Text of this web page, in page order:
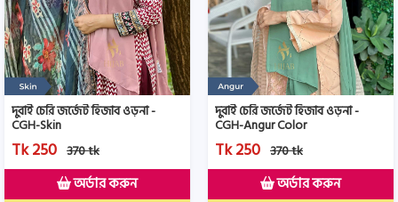
দুবাই চেরি জর্জেট হিজাব ওড়না -
CGH-Skin
Tk 250 370 tk
অর্ডার করুন
দুবাই চেরি জর্জেট হিজাব ওড়না -
CGH-Angur Color
Tk 250 370 tk
অর্ডার করুন